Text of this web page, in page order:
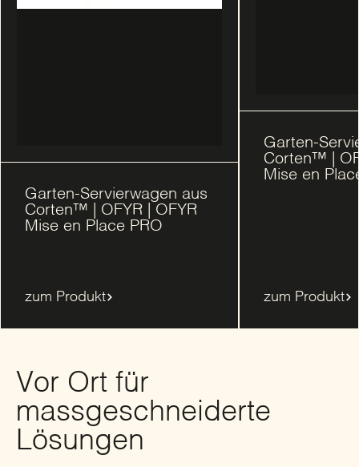
Garten-Servierwagen aus
Corten™ | OFYR | OFYR
Mise en Place PRO
zum Produkt
Garten-
Corten™ |
Mise en
zum Produkt
Vor Ort für
massgeschneiderte
Lösungen